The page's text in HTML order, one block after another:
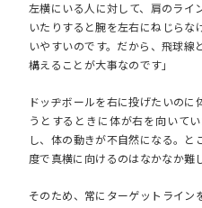
左横にいる人に対して、肩のライ
いたりすると腕を左右にねじらな
いやすいのです。だから、飛球線
構えることが大事なのです」
ドッヂボールを右に投げたいの
うとするときに体が右を向いて
し、体の動きが不自然になる。
度で真横に向けるのはなかなか難
そのため、常にターゲットライン